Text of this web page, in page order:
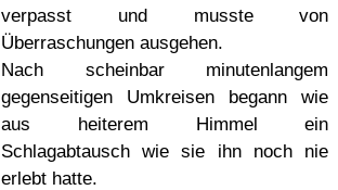
verpasst und musste von
Überraschungen ausgehen.
Nach scheinbar minutenlangem
gegenseitigen Umkreisen begann wie
aus heiterem Himmel ein
Schlagabtausch wie sie ihn noch nie
erlebt hatte.